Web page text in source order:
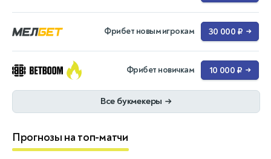
Фрибет новым игрокам 30 000 ₽ →
Фрибет новичкам 10 000 ₽ →
Все букмекеры →
Прогнозы на топ-матчи